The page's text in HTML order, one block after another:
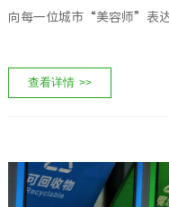
向每一位城市“美容师”表达
查看详情 >>